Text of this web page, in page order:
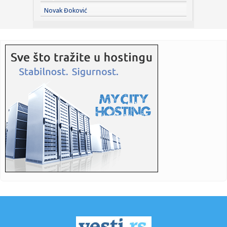
11:59:Nova ekonomska dilema: Da li AI podiže cene?
11:59: Vojno sposobni Ukrajinci će biti deportovani?
11:58:
11:55:Sitno se odbrojava do početka najveće fešte na Balkanu:
Sabor ...
11:55:Čovek zbog kog je pola Ukrajine ustalo protiv Zelenskog:
"Znate ...
11:55:Kula: Kula prvi put ugostila Olimpijadu trećeg doba
Zapadnobačk...
Rusi besni na klub zbog Albanca koji je provocirao Srbe
Novak Đoković